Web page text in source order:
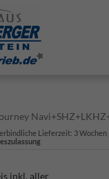
Lieferzeit: 3 Wochen
inkl. aller